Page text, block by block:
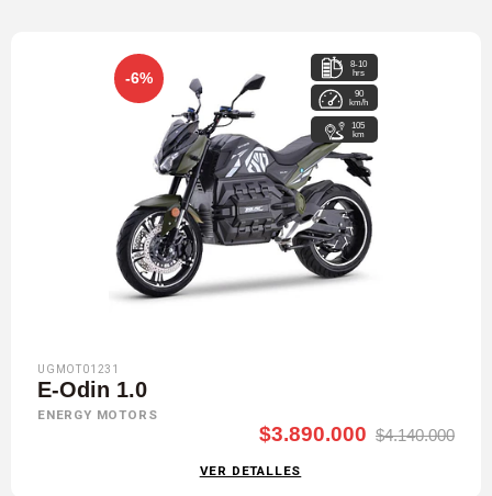
-6%
8-10
hrs
90
km/h
105
km
UGMOT01231
E-Odin 1.0
ENERGY MOTORS
$3.890.000 $4.140.000
VER DETALLES